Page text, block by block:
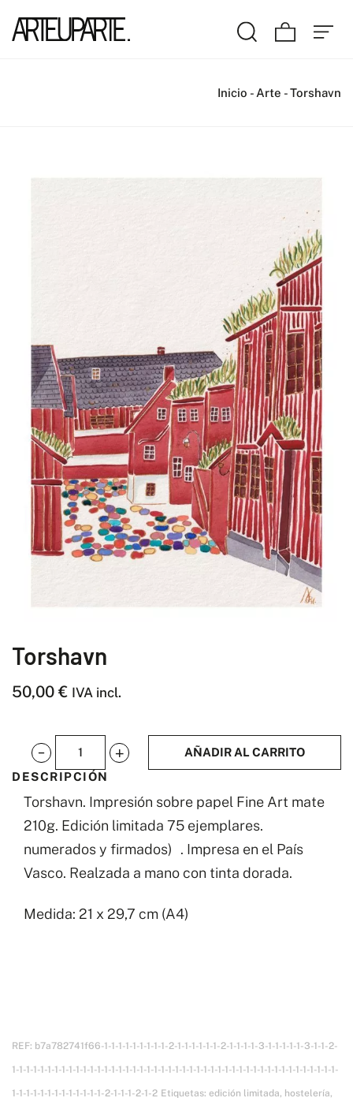
Inicio - Arte -Torshavn
Torshavn
50,00€ IVA incl.
Torshavn
cantidad
AÑADIR AL CARRITO
DESCRIPCIÓN
Torshavn. Impresión sobre papel Fine Art mate
210g. Edición limitada 75 ejemplares.
numerados y firmados) . Impresa en el País
Vasco. Realzada a mano con tinta dorada.
Medida: 21 x 29,7 cm (A4)
REF: b7a782741f66-1-1-1-1-1-1-1-1-1-2-1-1-1-1-1-1-2-1-1-1-1-3-1-1-1-1-1-3-1-1-2-
1-1-1-1-1-1-1-1-1-1-1-1-1-1-1-1-1-1-1-1-1-1-1-1-1-1-1-1-1-1-1-1-1-1-1-1-1-1-1-1-1-1-1-1-1-1-
1-1-1-1-1-1-1-1-1-1-1-1-1-2-1-1-1-2-1-2 Etiquetas: edición limitada, hostelería,